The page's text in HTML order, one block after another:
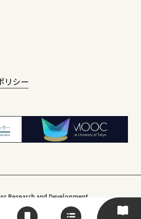
リシー
Research and Development